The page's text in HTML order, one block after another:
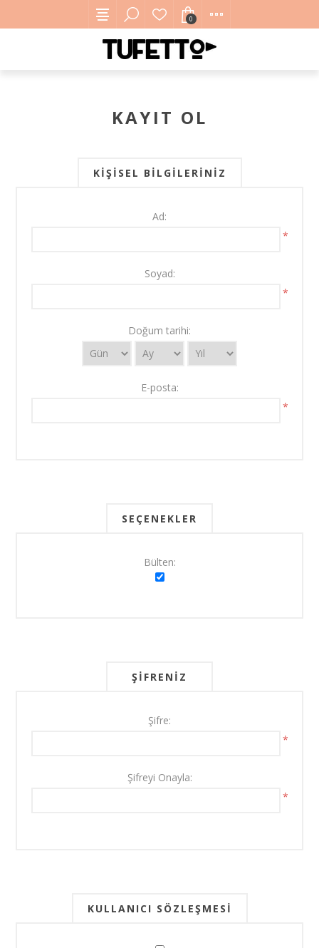
0
KAYIT OL
KIŞISEL BILGILERINIZ
Ad:
*
Soyad:
*
Doğum tarihi:
E-posta:
*
SEÇENEKLER
Bülten:
ŞIFRENIZ
Şifre:
*
Şifreyi Onayla:
*
KULLANICI SÖZLEŞMESI